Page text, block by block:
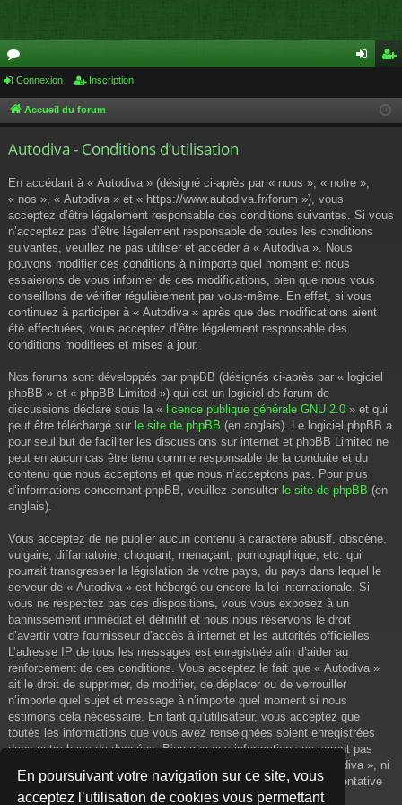
En poursuivant votre navigation sur ce site, vous
acceptez l’utilisation de cookies vous permettant
or
u cri
Connexion Inscription
Accueil du forum
Autodiva - Conditions d’utilisation
En accédant à « Autodiva » (désigné ci-après par « nous », « notre »,
« nos », « Autodiva » et « https://www.autodiva.fr/forum »), vous
acceptez d’être légalement responsable des conditions suivantes. Si vous
n’acceptez pas d’être légalement responsable de toutes les conditions
suivantes, veuillez ne pas utiliser et accéder à « Autodiva ». Nous
pouvons modifier ces conditions à n’importe quel moment et nous
essaierons de vous informer de ces modifications, bien que nous vous
conseillons de vérifier régulièrement par vous-même. En effet, si vous
continuez à participer à « Autodiva » après que des modifications aient
été effectuées, vous acceptez d’être légalement responsable des
conditions modifiées et mises à jour.
Nos forums sont développés par phpBB (désignés ci-après par « logiciel
phpBB » et « phpBB Limited ») qui est un logiciel de forum de
discussions déclaré sous la « licence publique générale GNU 2.0 » et qui
peut être téléchargé sur le site de phpBB (en anglais). Le logiciel phpBB a
pour seul but de faciliter les discussions sur internet et phpBB Limited ne
peut en aucun cas être tenu comme responsable de la conduite et du
contenu que nous acceptons et que nous n’acceptons pas. Pour plus
d’informations concernant phpBB, veuillez consulter le site de phpBB (en
anglais).
Vous acceptez de ne publier aucun contenu à caractère abusif, obscène,
vulgaire, diffamatoire, choquant, menaçant, pornographique, etc. qui
pourrait transgresser la législation de votre pays, du pays dans lequel le
serveur de « Autodiva » est hébergé ou encore la loi internationale. Si
vous ne respectez pas ces dispositions, vous vous exposez à un
bannissement immédiat et définitif et nous nous réservons le droit
d’avertir votre fournisseur d’accès à internet et les autorités officielles.
L’adresse IP de tous les messages est enregistrée afin d’aider au
renforcement de ces conditions. Vous acceptez le fait que « Autodiva »
ait le droit de supprimer, de modifier, de déplacer ou de verrouiller
n’importe quel sujet et message à n’importe quel moment si nous
estimons cela nécessaire. En tant qu’utilisateur, vous acceptez que
toutes les informations que vous avez renseignées soient enregistrées
dans notre base de données. Bien que ces informations ne seront pas
diffusées à une tierce partie sans votre consentement, ni « Autodiva », ni
phpBB, ne pourront être tenus comme responsables en cas de tentative
de piratage informatique visant à compromettre vos données.